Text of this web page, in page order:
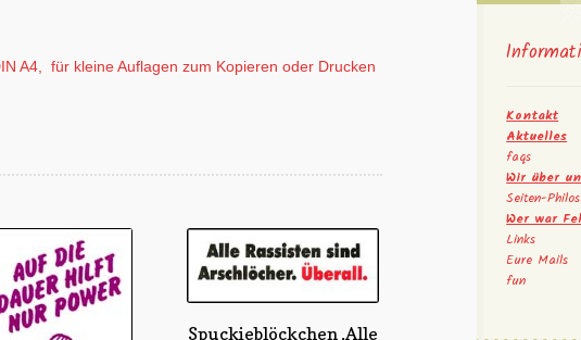
A4, für kleine Auflagen zum Kopieren oder Drucken
Spuckieblöckchen ‚Alle
Kontakt
Aktuelles
faqs
Wir über
Seiten-
Wer war
Links
Eure Mails
fun